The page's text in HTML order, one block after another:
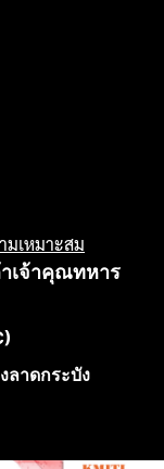
มเหมาะสม
เจ้าคุณทหาร
ลาดกระบัง